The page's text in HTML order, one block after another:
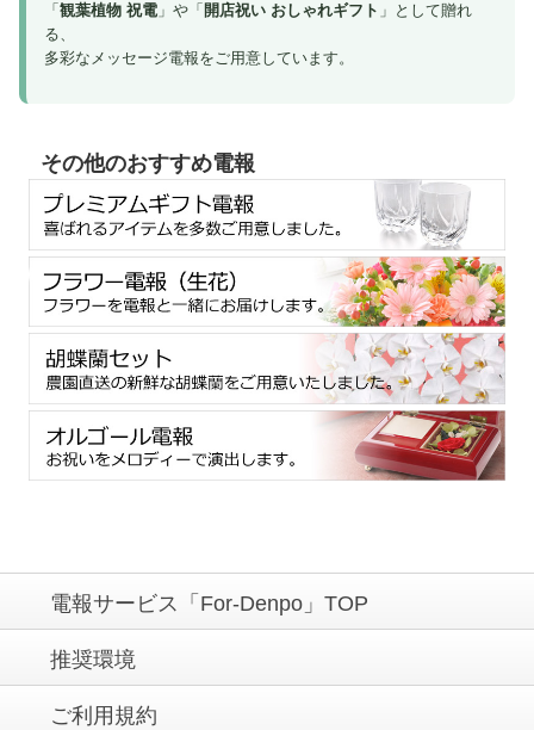
「 観葉植物 祝電 」や「 開店祝い おしゃれギフト 」として贈れ
る、
多彩なメッセージ電報をご用意しています。
その他のおすすめ電報
電報サービス「For-Denpo」TOP
推奨環境
ご利用規約